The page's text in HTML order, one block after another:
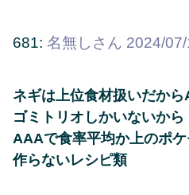
681: 名無しさん 2024/
ネギは上位食材扱いだか
ゴミトリオしかいないから
AAAで食率平均か上のポ
作らないレシピ類